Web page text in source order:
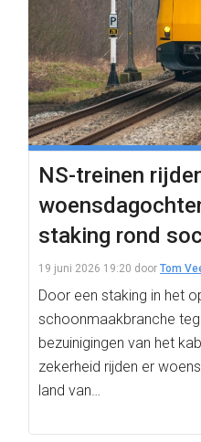
NS-treinen
staking rond
19 juni 2026 19:20 door Tom
Door een staking in het
schoonmaakbranche
bezuinigingen van het
zekerheid rijden er
land van…